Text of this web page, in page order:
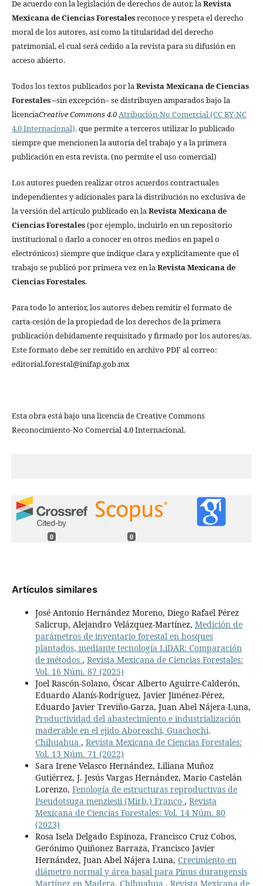
De acuerdo con la legislación de derechos de autor, laRevista
Mexicana de Ciencias Forestalesreconoce y respeta el derecho
moral de los autores, así como la titularidad del derecho
patrimonial, el cual será cedido a la revista para su difusión en
acceso abierto.
Todos los textos publicados por laRevista Mexicana de Ciencias
Forestales–sin excepción– se distribuyen amparados bajo la
licenciaCreative Commons 4.0Atribución-No Comercial (CC BY-NC
4.0 Internacional),que permite a terceros utilizar lo publicado
siempre que mencionen la autoría del trabajo y a la primera
publicación en esta revista. (no permite el uso comercial)
Los autores pueden realizar otros acuerdos contractuales
independientes y adicionales para la distribución no exclusiva de
la versión del artículo publicado en laRevista Mexicana de
Ciencias Forestales(por ejemplo, incluirlo en un repositorio
institucional o darlo a conocer en otros medios en papel o
electrónicos) siempre que indique clara y explícitamente que el
trabajo se publicó por primera vez en laRevista Mexicana de
Ciencias Forestales.
Para todo lo anterior, los autores deben remitir el formato de
carta-cesión de la propiedad de los derechos de la primera
publicación debidamente requisitado y firmado por los autores/as.
Este formato debe ser remitido en archivo PDF al correo:
editorial.forestal@inifap.gob.mx
Esta obra está bajo una licencia de Creative Commons
Reconocimiento-No Comercial 4.0 Internacional.
0 0
Artículos similares
José Antonio Hernández Moreno, Diego Rafael Pérez
Salicrup, Alejandro Velázquez-Martínez, Medición de
parámetros de inventario forestal en bosques
plantados, mediante tecnología LiDAR: Comparación
de métodos , Revista Mexicana de Ciencias Forestales:
Vol. 16 Núm. 87 (2025)
Joel Rascón-Solano, Óscar Alberto Aguirre-Calderón,
Eduardo Alanís-Rodríguez, Javier Jiménez-Pérez,
Eduardo Javier Treviño-Garza, Juan Abel Nájera-Luna,
Productividad del abastecimiento e industrialización
maderable en el ejido Aboreachi, Guachochi,
Chihuahua , Revista Mexicana de Ciencias Forestales:
Vol. 13 Núm. 71 (2022)
Sara Irene Velasco Hernández, Liliana Muñoz
Gutiérrez, J. Jesús Vargas Hernández, Mario Castelán
Lorenzo, Fenología de estructuras reproductivas de
Pseudotsuga menziesii (Mirb.) Franco , Revista
Mexicana de Ciencias Forestales: Vol. 14 Núm. 80
(2023)
Rosa Isela Delgado Espinoza, Francisco Cruz Cobos,
Gerónimo Quiñonez Barraza, Francisco Javier
Hernández, Juan Abel Nájera Luna, Crecimiento en
diámetro normal y área basal para Pinus durangensis
Martínez en Madera, Chihuahua , Revista Mexicana de